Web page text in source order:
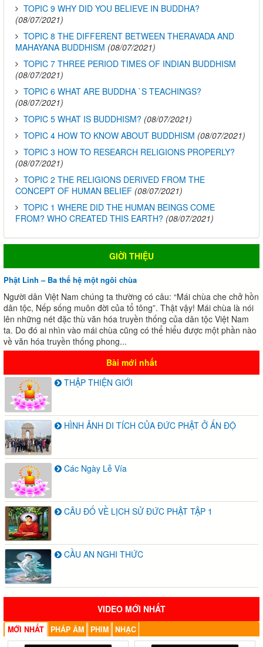
TOPIC 9 WHY DID YOU BELIEVE IN BUDDHA?
(08/07/2021)
TOPIC 8 THE DIFFERENT BETWEEN THERAVADA AND
MAHAYANA BUDDHISM (08/07/2021)
TOPIC 7 THREE PERIOD TIMES OF INDIAN BUDDHISM
(08/07/2021)
TOPIC 6 WHAT ARE BUDDHA `S TEACHINGS?
(08/07/2021)
TOPIC 5 WHAT IS BUDDHISM? (08/07/2021)
TOPIC 4 HOW TO KNOW ABOUT BUDDHISM (08/07/2021)
TOPIC 3 HOW TO RESEARCH RELIGIONS PROPERLY?
(08/07/2021)
TOPIC 2 THE RELIGIONS DERIVED FROM THE
CONCEPT OF HUMAN BELIEF (08/07/2021)
TOPIC 1 WHERE DID THE HUMAN BEINGS COME
FROM? WHO CREATED THIS EARTH? (08/07/2021)
GIỜI THIỆU
Phật Linh – Ba thế hệ một ngôi chùa
Người dân Việt Nam chúng ta thường có câu: “Mái chùa che chở hồn
dân tộc, Nếp sống muôn đời của tổ tông”. Thật vậy! Mái chùa là nói
lên những nét đặc thù văn hóa truyền thống của dân tộc Việt Nam
ta. Do đó ai nhìn vào mái chùa cũng có thể hiểu được một phần nào
về văn hóa truyền thống phong...
Bài mới nhất
THẬP THIỆN GIỚI
HÌNH ẢNH DI TÍCH CỦA ĐỨC PHẬT Ở ẤN ĐỘ
Các Ngày Lễ Vía
CÂU ĐỐ VỀ LỊCH SỬ ĐỨC PHẬT TẬP 1
CẦU AN NGHI THỨC
VIDEO MỚI NHẤT
MỚI NHẤT PHÁP ÂM PHIM NHẠC